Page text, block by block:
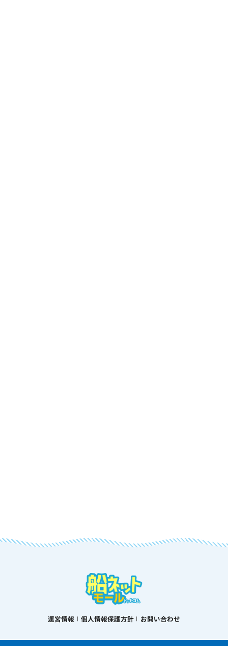
運営情報 個人情報保護方針 お問い合わせ